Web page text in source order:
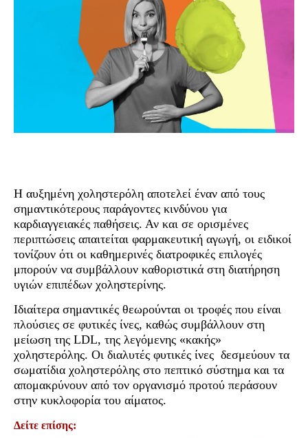
Η αυξημένη χοληστερόλη αποτελεί έναν από τους
σημαντικότερους παράγοντες κινδύνου για
καρδιαγγειακές παθήσεις. Αν και σε ορισμένες
περιπτώσεις απαιτείται φαρμακευτική αγωγή, οι ειδικοί
τονίζουν ότι οι καθημερινές διατροφικές επιλογές
μπορούν να συμβάλλουν καθοριστικά στη διατήρηση
υγιών επιπέδων χοληστερίνης.
Ιδιαίτερα σημαντικές θεωρούνται οι τροφές που είναι
πλούσιες σε φυτικές ίνες, καθώς συμβάλλουν στη
μείωση της LDL, της λεγόμενης «κακής»
χοληστερόλης. Οι διαλυτές φυτικές ίνες δεσμεύουν τα
σωματίδια χοληστερόλης στο πεπτικό σύστημα και τα
απομακρύνουν από τον οργανισμό προτού περάσουν
στην κυκλοφορία του αίματος.
Δείτε επίσης: